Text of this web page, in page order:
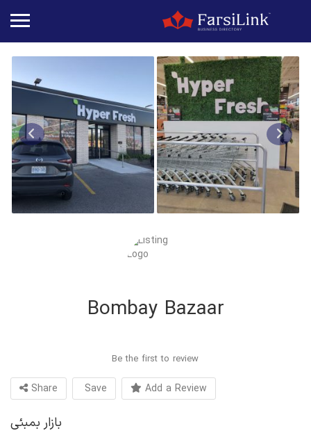
Bombay Bazaar
Be the first to review
Share Save Add a Review
بازار بمبئی